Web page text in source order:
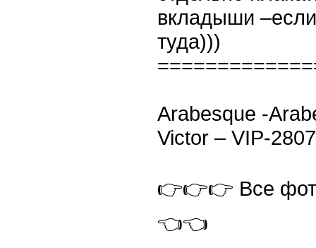
вкладыши
туда)))
Arabesque ‎-
Victor ‎– VIP-
👉👉👉 Все
👈👈